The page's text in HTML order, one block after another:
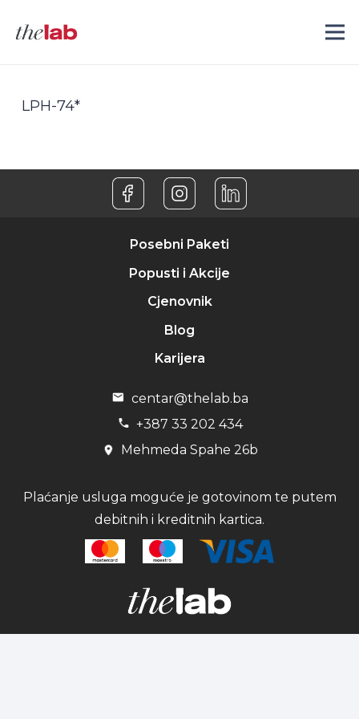
LPH-74*
Posebni Paketi
Popusti i Akcije
Cjenovnik
Blog
Karijera
centar@thelab.ba
+387 33 202 434
Mehmeda Spahe 26b
Plaćanje usluga moguće je gotovinom te putem
debitnih i kreditnih kartica.